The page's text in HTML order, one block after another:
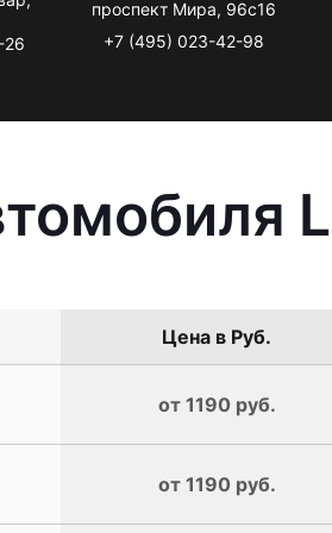
26
проспект Мира, 96с16
+7 (495) 023-42-98
Цена в Руб.
от 1190 руб.
от 1190 руб.